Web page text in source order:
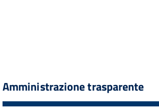
Amministrazione trasparente